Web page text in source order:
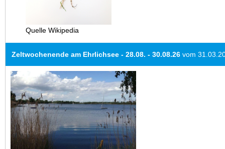
Quelle Wikipedia
Zeltwochenende am Ehrlichsee - 28.08. - 30.08.26vom